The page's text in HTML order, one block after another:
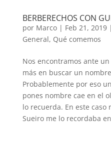
BERBERECHOS CON
por Marco| Feb 21, 2019|
General, Qué comemos
Nos encontramos ante
más en buscar un
Probablemente por eso
pones nombre cae en el
lo recuerda. En este
Sueiro me lo recordaba